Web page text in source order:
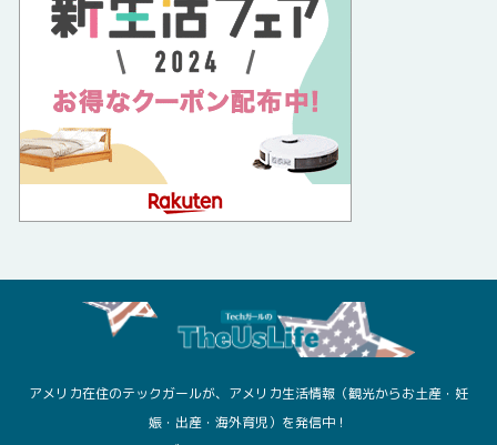
アメリカ在住のテックガールが、アメリカ生活情報（観光からお土産・妊
娠・出産・海外育児）を発信中！